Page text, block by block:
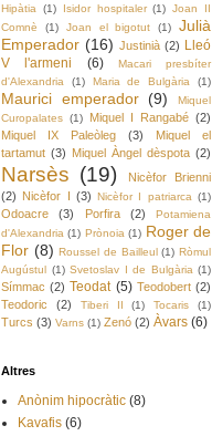
Hipàtia (1) Isidor hospitaler (1) Joan II
Comnè
(1) Joan el bigotut (1)
Julià
Emperador (16) Justinià (2) Lleó
V l'armeni
(6)
Macari presbíter
d'Alexandria
(1) Maria de Bulgària (1)
Maurici emperador (9)
Miquel
Curopalates (1) Miquel I Rangabé (2)
Miquel IX Paleòleg
(3)
Miquel el
tartamut (3) Miquel Àngel dèspota (2)
Narsès (19)
Nicèfor Brienni
(2) Nicèfor I (3) Nicèfor I patriarca (1)
Odoacre (3) Porfira (2)
Potamiena
d'Alexandria (1) Prònoia (1) Roger de
Flor (8) Roussel de Bailleul (1) Ròmul
Augústul
(1) Svetoslav I de Bulgària (1)
Símmac (2) Teodat (5) Teodobert (2)
Teodoric
(2) Tiberi II (1) Tocaris (1)
Turcs (3) Varns (1) Zenó (2) Àvars (6)
Altres
Anònim hipocràtic (8)
Kavafis (6)